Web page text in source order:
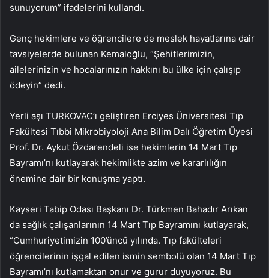
sunuyorum” ifadelerini kullandı.
Genç hekimlere ve öğrencilere de meslek hayatlarına dair
tavsiyelerde bulunan Kemaloğlu, “Şehitlerimizin,
ailelerinizin ve hocalarınızın hakkını bu ülke için çalışıp
ödeyin” dedi.
Yerli aşı TURKOVAC’ı geliştiren Erciyes Üniversitesi Tıp
Fakültesi Tıbbi Mikrobiyoloji Ana Bilim Dalı Öğretim Üyesi
Prof. Dr. Aykut Özdarendeli ise hekimlerin 14 Mart Tıp
Bayramı’nı kutlayarak hekimlikte azim ve kararlılığın
önemine dair bir konuşma yaptı.
Kayseri Tabip Odası Başkanı Dr. Türkmen Bahadır Arıkan
da sağlık çalışanlarının 14 Mart Tıp Bayramını kutlayarak,
“Cumhuriyetimizin 100’üncü yılında. Tıp fakülteleri
öğrencilerinin işgal edilen ismin sembolü olan 14 Mart Tıp
Bayramı’nı kutlamaktan onur ve gurur duyuyoruz. Bu